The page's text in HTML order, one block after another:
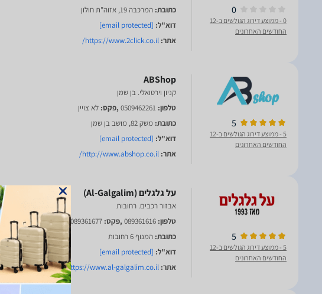
0
0
- ממוצע דירוג הגולשים ב-12
החודשים האחרונים
כתובת: המרכבה 19, אזוה"ת חולון
דוא"ל: [email protected]
אתר: https://www.2click.co.il/
5
5
- ממוצע דירוג הגולשים ב-12
החודשים האחרונים
ABShop
קניון וירטואלי. בן שמן
טלפון: 0509462261,פקס: לא צויין
כתובת: משק 82, מושב בן שמן
דוא"ל: [email protected]
אתר: http://www.abshop.co.il/
5
5
- ממוצע דירוג הגולשים ב-12
החודשים האחרונים
אבזור רכבים. רחובות
טלפון: 089361616,פקס: 089361677
כתובת: המנוף 6 רחובות
דוא"ל: [email protected]
אתר: https://www.al-galgalim.co.il/